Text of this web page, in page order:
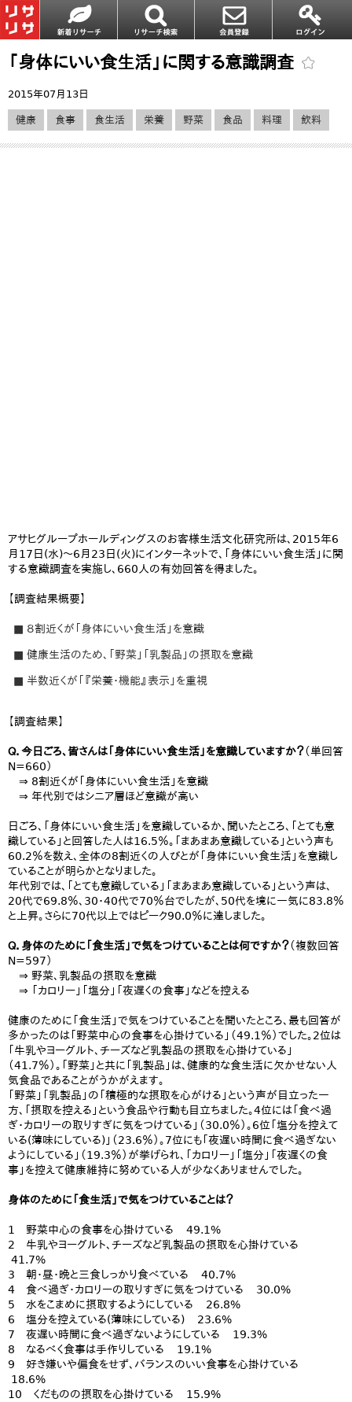
「身体にいい食生活」に関する意識調査
2015年07月13日
健康 食事 食生活 栄養 野菜 食品 料理 飲料
アサヒグループホールディングスのお客様生活文化研究所は、2015年6
月17日(水)～6月23日(火)にインターネットで、「身体にいい食生活」に関
する意識調査を実施し、660人の有効回答を得ました。
【調査結果概要】
■ ８割近くが「身体にいい食生活」を意識
■ 健康生活のため、「野菜」「乳製品」の摂取を意識
■ 半数近くが「『栄養・機能』表示」を重視
【調査結果】
Ｑ．今日ごろ、皆さんは「身体にいい食生活」を意識していますか？（単回答
N=660）
⇒ 8割近くが「身体にいい食生活」を意識
⇒ 年代別ではシニア層ほど意識が高い
日ごろ、「身体にいい食生活」を意識しているか、聞いたところ、「とても意
識している」と回答した人は16.5％。「まあまあ意識している」という声も
60.2％を数え、全体の8割近くの人びとが「身体にいい食生活」を意識し
ていることが明らかとなりました。
年代別では、「とても意識している」「まあまあ意識している」という声は、
20代で69.8％、30・40代で70％台でしたが、50代を境に一気に83.8％
と上昇。さらに70代以上ではピーク90.0％に達しました。
Ｑ．身体のために「食生活」で気をつけていることは何ですか？（複数回答
N=597）
⇒ 野菜、乳製品の摂取を意識
⇒ 「カロリー」「塩分」「夜遅くの食事」などを控える
健康のために「食生活」で気をつけていることを聞いたところ、最も回答が
多かったのは「野菜中心の食事を心掛けている」（49.1％）でした。2位は
「牛乳やヨーグルト、チーズなど乳製品の摂取を心掛けている」
（41.7％）。「野菜」と共に「乳製品」は、健康的な食生活に欠かせない人
気食品であることがうかがえます。
「野菜」「乳製品」の「積極的な摂取を心がける」という声が目立った一
方、「摂取を控える」という食品や行動も目立ちました。4位には「食べ過
ぎ・カロリーの取りすぎに気をつけている」（30.0％）。6位「塩分を控えて
いる(薄味にしている)」（23.6％）。7位にも「夜遅い時間に食べ過ぎない
ようにしている」（19.3％）が挙げられ、「カロリー」「塩分」「夜遅くの食
事」を控えて健康維持に努めている人が少なくありませんでした。
身体のために「食生活」で気をつけていることは？
1 野菜中心の食事を心掛けている 49.1%
2 牛乳やヨーグルト、チーズなど乳製品の摂取を心掛けている
41.7%
3 朝・昼・晩と三食しっかり食べている 40.7%
4 食べ過ぎ・カロリーの取りすぎに気をつけている 30.0%
5 水をこまめに摂取するようにしている 26.8%
6 塩分を控えている(薄味にしている) 23.6%
7 夜遅い時間に食べ過ぎないようにしている 19.3%
8 なるべく食事は手作りしている 19.1%
9 好き嫌いや偏食をせず、バランスのいい食事を心掛けている
18.6%
10 くだものの摂取を心掛けている 15.9%